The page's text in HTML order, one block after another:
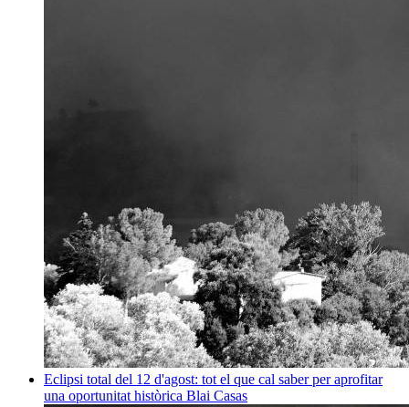
Eclipsi total del 12 d'agost: tot el que cal saber per aprofitar
una oportunitat històrica Blai Casas